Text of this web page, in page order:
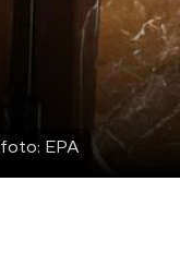
foto: EPA